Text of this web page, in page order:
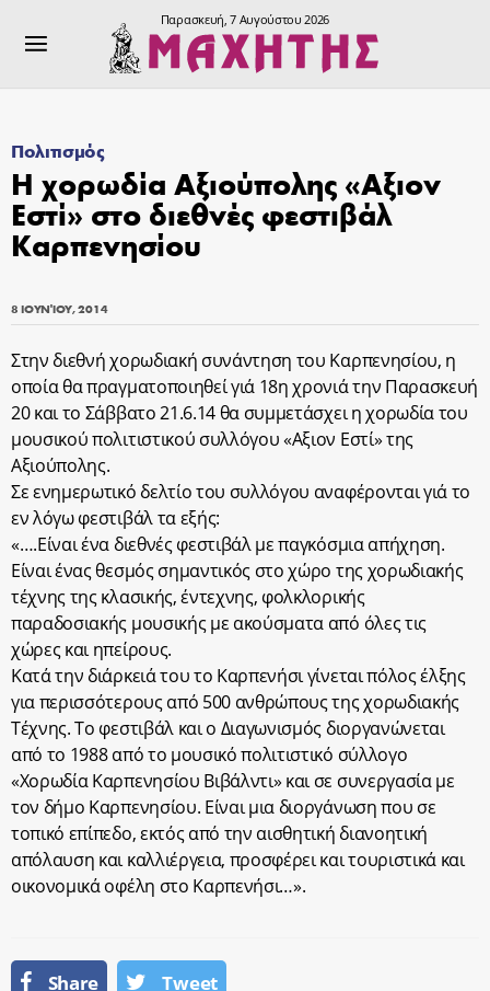
Παρασκευή, 7 Αυγούστου 2026
Πολιτισμός
Η χορωδία Αξιούπολης «Αξιον
Εστί» στο διεθνές φεστιβάλ
Καρπενησίου
8 ΙΟΥΝΊΟΥ, 2014
Στην διεθνή χορωδιακή συνάντηση του Καρπενησίου, η
οποία θα πραγματοποιηθεί γιά 18η χρονιά την Παρασκευή
20 και το Σάββατο 21.6.14 θα συμμετάσχει η χορωδία του
μουσικού πολιτιστικού συλλόγου «Αξιον Εστί» της
Αξιούπολης.
Σε ενημερωτικό δελτίο του συλλόγου αναφέρονται γιά το
εν λόγω φεστιβάλ τα εξής:
«….Είναι ένα διεθνές φεστιβάλ με παγκόσμια απήχηση.
Είναι ένας θεσμός σημαντικός στο χώρο της χορωδιακής
τέχνης της κλασικής, έντεχνης, φολκλορικής
παραδοσιακής μουσικής με ακούσματα από όλες τις
χώρες και ηπείρους.
Κατά την διάρκειά του το Καρπενήσι γίνεται πόλος έλξης
για περισσότερους από 500 ανθρώπους της χορωδιακής
Τέχνης. Το φεστιβάλ και ο Διαγωνισμός διοργανώνεται
από το 1988 από το μουσικό πολιτιστικό σύλλογο
«Χορωδία Καρπενησίου Βιβάλντι» και σε συνεργασία με
τον δήμο Καρπενησίου. Είναι μια διοργάνωση που σε
τοπικό επίπεδο, εκτός από την αισθητική διανοητική
απόλαυση και καλλιέργεια, προσφέρει και τουριστικά και
οικονομικά οφέλη στο Καρπενήσι…».
Share Tweet